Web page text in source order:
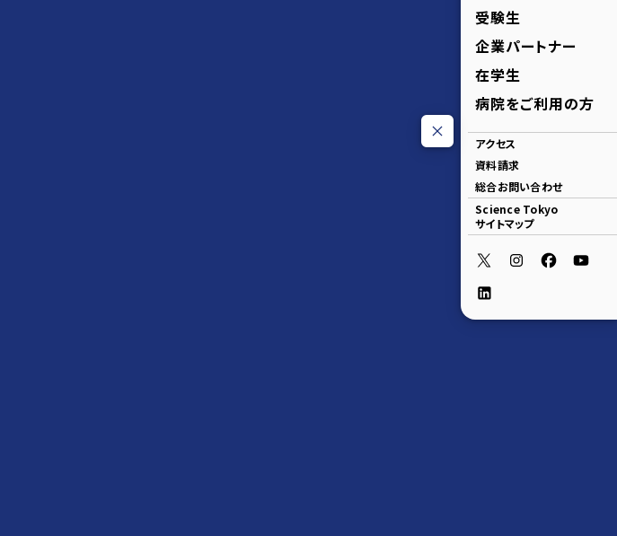
受験生
企業パートナー
在学生
病院をご利用の方
アクセス
資料請求
総合お問い合わせ
Science Tokyo
サイトマップ